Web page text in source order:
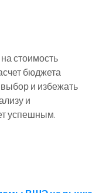
стоимость
бюджета
и избежать
и
успешным.